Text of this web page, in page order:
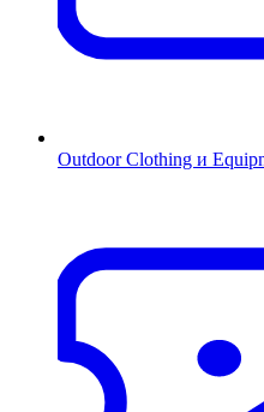
Outdoor Clothing и